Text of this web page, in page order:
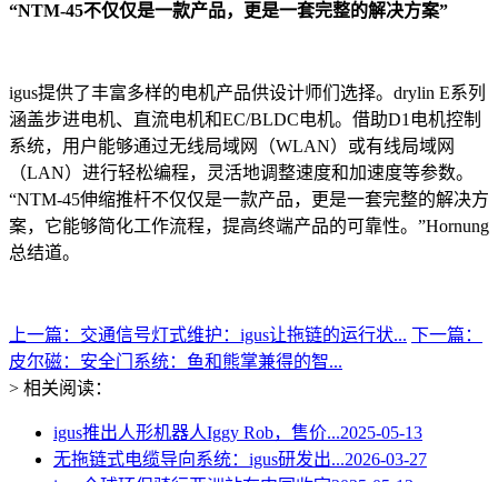
“NTM-45不仅仅是一款产品，更是一套完整的解决方案”
igus提供了丰富多样的电机产品供设计师们选择。drylin E系列
涵盖步进电机、直流电机和EC/BLDC电机。借助D1电机控制
系统，用户能够通过无线局域网（WLAN）或有线局域网
（LAN）进行轻松编程，灵活地调整速度和加速度等参数。
“NTM-45伸缩推杆不仅仅是一款产品，更是一套完整的解决方
案，它能够简化工作流程，提高终端产品的可靠性。”Hornung
总结道。
上一篇：交通信号灯式维护：igus让拖链的运行状... 下一篇：
皮尔磁：安全门系统：鱼和熊掌兼得的智...
> 相关阅读：
igus推出人形机器人Iggy Rob，售价...2025-05-13
无拖链式电缆导向系统：igus研发出...2026-03-27